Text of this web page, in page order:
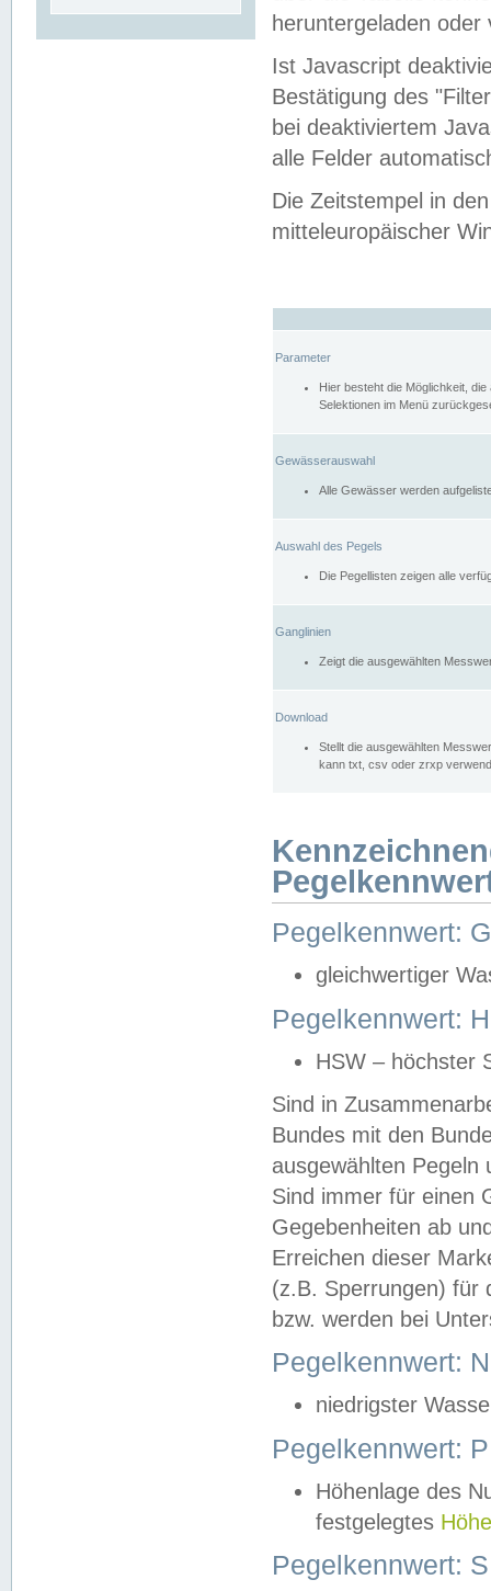
heruntergeladen oder
Ist Javascript
Bestätigung des
bei deaktiviertem
alle Felder
Die Zeitstempel in
mitteleuropäischer
Parameter
Hier besteht die Möglichkeit,
Selektionen im Menü
Gewässerauswahl
Alle Gewässer werden
Auswahl des Pegels
Die Pegellisten zeigen alle
Ganglinien
Zeigt die ausgewählten
Download
Stellt die ausgewählten
kann txt, csv oder zrxp
Pegelkennwert:
gleichwertiger
Pegelkennwert:
HSW – höchster
Sind in
Bundes mit den
ausgewählten
Sind immer für einen
Gegebenheiten ab
Erreichen dieser
(z.B. Sperrungen) für
bzw. werden bei
Pegelkennwert:
niedrigster
Pegelkennwert:
Höhenlage des
festgelegtes
Pegelkennwert: